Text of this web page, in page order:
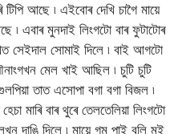
টিপি আছে ৷ এইবোৰ দেখি চাগৈ মায়ে
৷ এবাৰ মুনদাই লিংগটো বাৰ ফুটাটোৰ
সেইদাল সোমাই দিলে ৷ বাই আগটো
মেল খাই আছিল ৷ চুটি চুটি
তাত এসোপা বগা বগা বিজল ৷
মাৰি বাৰ থুৰে তেলতেলিয়া লিংগটো
দাঙি দিলে ৷ মায়ে গম পাই বুলি মই